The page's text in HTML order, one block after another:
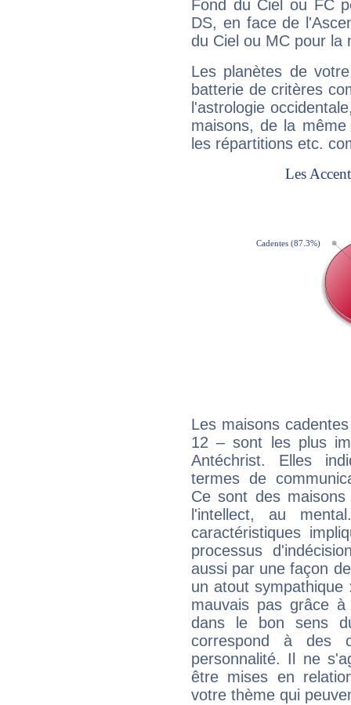
Fond du Ciel ou FC
DS, en face de
du Ciel ou MC pour la
Les planètes de
batterie de critères
l'astrologie
maisons, de la
les répartitions etc.
Les maisons
12 – sont les plus
Antéchrist. Elles
termes de
Ce sont des
l'intellect, au
caractéristiques
processus
aussi par une façon
un atout
mauvais pas grâce
dans le bon sens
correspond à des
personnalité. Il ne
être mises en
votre thème qui